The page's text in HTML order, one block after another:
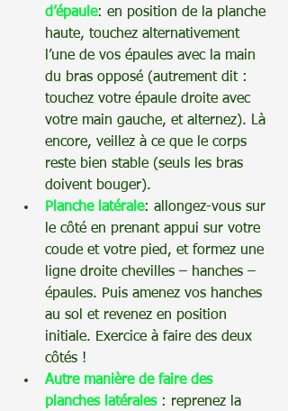
d’épaule: en position de la planche
haute, touchez alternativement
l’une de vos épaules avec la main
du bras opposé (autrement dit :
touchez votre épaule droite avec
votre main gauche, et alternez). Là
encore, veillez à ce que le corps
reste bien stable (seuls les bras
doivent bouger).
Planche latérale: allongez-vous sur
le côté en prenant appui sur votre
coude et votre pied, et formez une
ligne droite chevilles – hanches –
épaules. Puis amenez vos hanches
au sol et revenez en position
initiale. Exercice à faire des deux
côtés !
Autre manière de faire des
planches latérales : reprenez la